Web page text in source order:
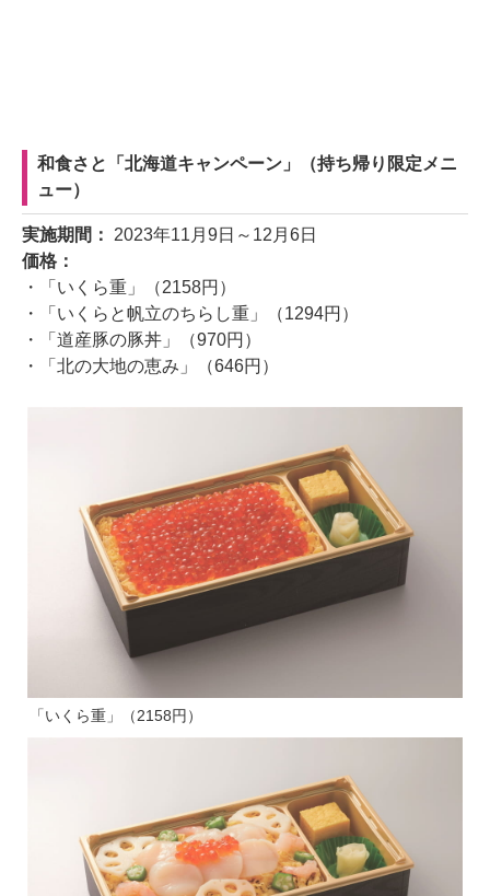
和食さと「北海道キャンペーン」（持ち帰り限定メニ
ュー）
実施期間： 2023年11月9日～12月6日
価格：
・「いくら重」（2158円）
・「いくらと帆立のちらし重」（1294円）
・「道産豚の豚丼」（970円）
・「北の大地の恵み」（646円）
「いくら重」（2158円）